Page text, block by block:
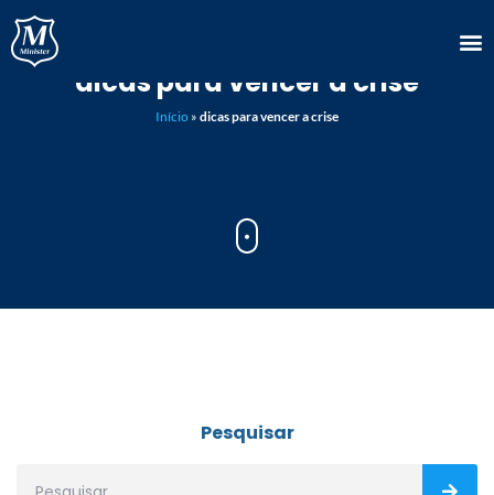
dicas para vencer a crise
Início » dicas para vencer a crise
Pesquisar